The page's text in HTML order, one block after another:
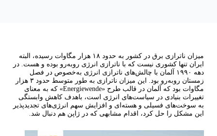
میزان ناترازی برق در کشور به حدود ۱۸ هزار مگاوات رسیده، البته
ایران تنها کشوری نیست که با ناترازی انرژی روبه‌رو بوده و هست. در
دهه ۱۹۹۰ آلمان با چالش‌های ناترازی انرژی به‌خصوص در فصل
زمستان روبه‌رو بود. این میزان ناترازی به طور متوسط حدود ۳ هزار
مگاوات بود که آلمان در قالب طرح «Energiewende» که به معنای
تغییرات بنیادی در سیاست‌های انرژی است، باهدف کاهش وابستگی
به سوخت‌های فسیلی و هسته‌ای و افزایش سهم انرژی‌های تجدیدپذیر
این مشکل را حل کرد، اقدام مشابهی که در ژاپن هم دنبال شد.